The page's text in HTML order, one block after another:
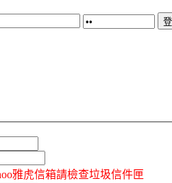
雅虎信箱請檢查垃圾信件匣